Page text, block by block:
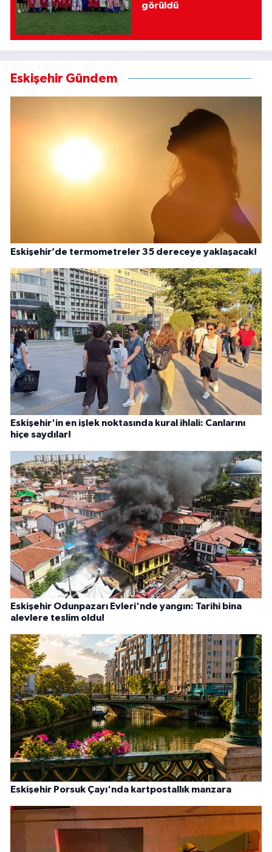
görüldü
Eskişehir Gündem
Eskişehir’de termometreler 35 dereceye yaklaşacak!
Eskişehir'in en işlek noktasında kural ihlali: Canlarını
hiçe saydılar!
Eskişehir Odunpazarı Evleri'nde yangın: Tarihi bina
alevlere teslim oldu!
Eskişehir Porsuk Çayı'nda kartpostallık manzara